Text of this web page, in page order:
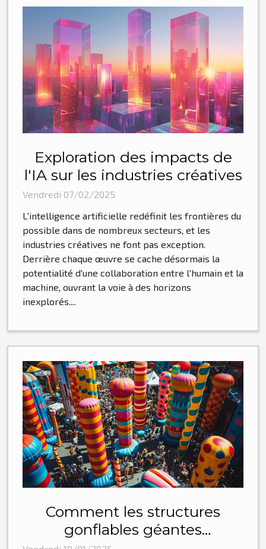
Exploration des impacts de
l'IA sur les industries créatives
Vendredi 07/02/2025
L'intelligence artificielle redéfinit les frontières du
possible dans de nombreux secteurs, et les
industries créatives ne font pas exception.
Derrière chaque œuvre se cache désormais la
potentialité d'une collaboration entre l'humain et la
machine, ouvrant la voie à des horizons
inexplorés....
Comment les structures
gonflables géantes